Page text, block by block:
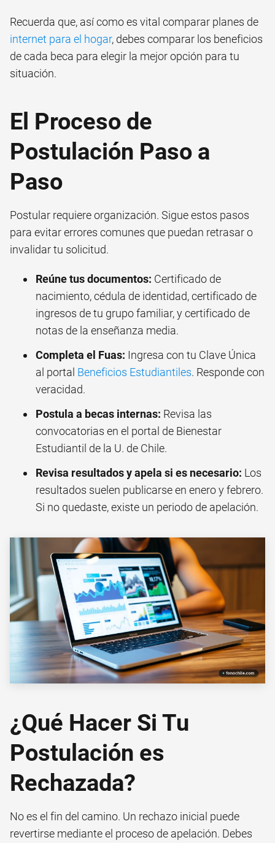
Recuerda que, así como es vital comparar planes de
internet para el hogar, debes comparar los beneficios
de cada beca para elegir la mejor opción para tu
situación.
El Proceso de
Postulación Paso a
Paso
Postular requiere organización. Sigue estos pasos
para evitar errores comunes que puedan retrasar o
invalidar tu solicitud.
Reúne tus documentos: Certificado de
nacimiento, cédula de identidad, certificado de
ingresos de tu grupo familiar, y certificado de
notas de la enseñanza media.
Completa el Fuas: Ingresa con tu Clave Única
al portal Beneficios Estudiantiles. Responde con
veracidad.
Postula a becas internas: Revisa las
convocatorias en el portal de Bienestar
Estudiantil de la U. de Chile.
Revisa resultados y apela si es necesario: Los
resultados suelen publicarse en enero y febrero.
Si no quedaste, existe un periodo de apelación.
¿Qué Hacer Si Tu
Postulación es
Rechazada?
No es el fin del camino. Un rechazo inicial puede
revertirse mediante el proceso de apelación. Debes